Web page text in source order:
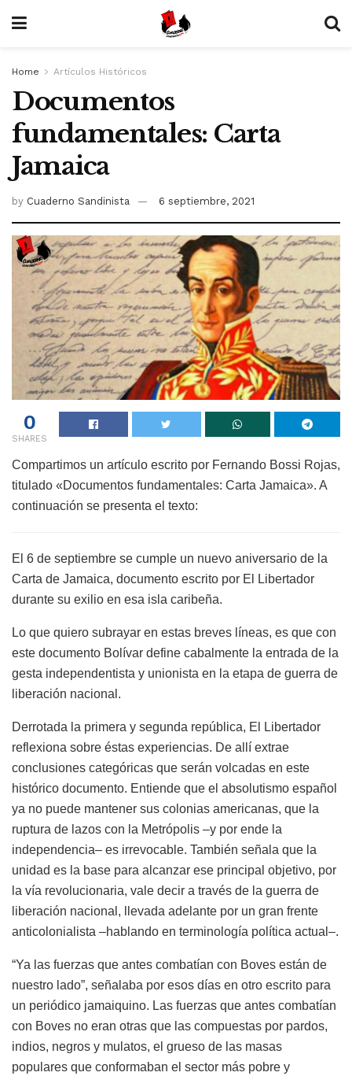
Home Artículos Históricos
Documentos
fundamentales: Carta
Jamaica
by Cuaderno Sandinista 6 septiembre, 2021
0
SHARES
Compartimos un artículo escrito por Fernando Bossi Rojas,
titulado «Documentos fundamentales: Carta Jamaica». A
continuación se presenta el texto:
El 6 de septiembre se cumple un nuevo aniversario de la
Carta de Jamaica, documento escrito por El Libertador
durante su exilio en esa isla caribeña.
Lo que quiero subrayar en estas breves líneas, es que con
este documento Bolívar define cabalmente la entrada de la
gesta independentista y unionista en la etapa de guerra de
liberación nacional.
Derrotada la primera y segunda república, El Libertador
reflexiona sobre éstas experiencias. De allí extrae
conclusiones categóricas que serán volcadas en este
histórico documento. Entiende que el absolutismo español
ya no puede mantener sus colonias americanas, que la
ruptura de lazos con la Metrópolis –y por ende la
independencia– es irrevocable. También señala que la
unidad es la base para alcanzar ese principal objetivo, por
la vía revolucionaria, vale decir a través de la guerra de
liberación nacional, llevada adelante por un gran frente
anticolonialista –hablando en terminología política actual–.
“Ya las fuerzas que antes combatían con Boves están de
nuestro lado”, señalaba por esos días en otro escrito para
un periódico jamaiquino. Las fuerzas que antes combatían
con Boves no eran otras que las compuestas por pardos,
indios, negros y mulatos, el grueso de las masas
populares que conformaban el sector más pobre y